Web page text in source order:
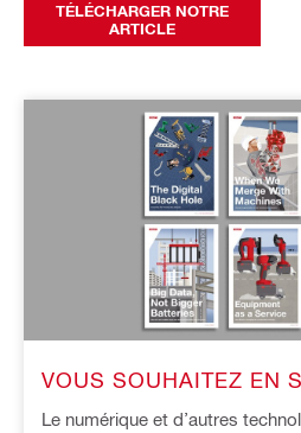
TÉLÉCHARGER NOTRE
ARTICLE
VOUS SOUHAITEZ EN
Le numérique et d’autres